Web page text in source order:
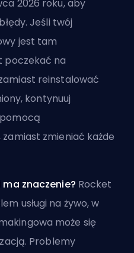
2026 roku, aby
Jeśli twój
jest tam
poczekać na
reinstalować
kontynuuj
zmieniać każde
znaczenie? Rocket
usługi na żywo, w
może się
Problemy